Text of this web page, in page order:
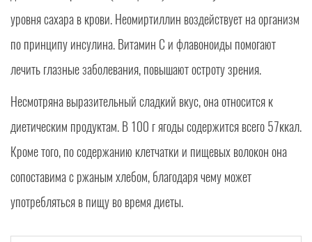
уровня сахара в крови. Неомиртиллин воздействует на организм
по принципу инсулина. Витамин С и флавоноиды помогают
лечить глазные заболевания, повышают остроту зрения.
Несмотряна выразительный сладкий вкус, она относится к
диетическим продуктам. В 100 г ягоды содержится всего 57ккал.
Кроме того, по содержанию клетчатки и пищевых волокон она
сопоставима с ржаным хлебом, благодаря чему может
употребляться в пищу во время диеты.